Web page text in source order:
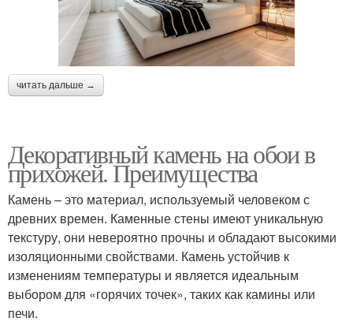
читать дальше →
Декоративный камень на обои в
прихожей. Преимущества
Камень – это материал, используемый человеком с
древних времен. Каменные стены имеют уникальную
текстуру, они невероятно прочны и обладают высокими
изоляционными свойствами. Камень устойчив к
изменениям температуры и является идеальным
выбором для «горячих точек», таких как камины или
печи.